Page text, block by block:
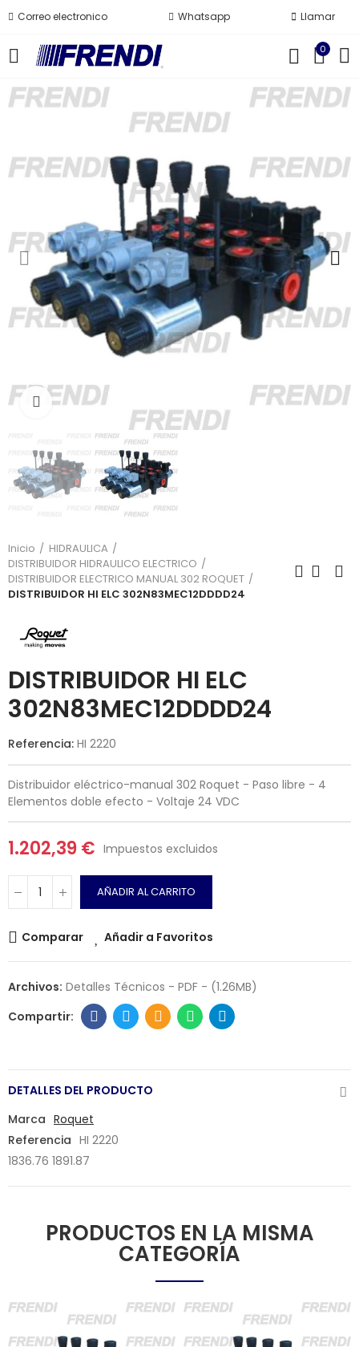
Correo electronico Whatsapp Llamar
0
Click para agrandar
Inicio
HIDRAULICA
DISTRIBUIDOR HIDRAULICO ELECTRICO
DISTRIBUIDOR ELECTRICO MANUAL 302 ROQUET
DISTRIBUIDOR HI ELC 302N83MEC12DDDD24
DISTRIBUIDOR HI ELC
302N83MEC12DDDD24
Referencia: HI 2220
Distribuidor eléctrico-manual 302 Roquet - Paso libre - 4
Elementos doble efecto - Voltaje 24 VDC
1.202,39 € Impuestos excluidos
AÑADIR AL CARRITO
Comparar Añadir a Favoritos
Archivos: Detalles Técnicos - PDF - (1.26MB)
DETALLES DEL PRODUCTO
Marca Roquet
Referencia HI 2220
1836.76 1891.87
PRODUCTOS EN LA MISMA
CATEGORÍA